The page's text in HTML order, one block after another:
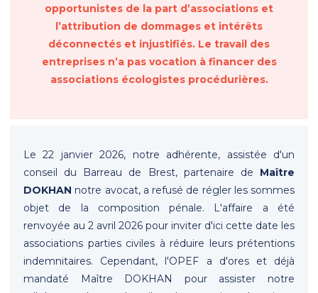
opportunistes de la part d’associations et
l’attribution de dommages et intérêts
déconnectés et injustifiés. Le travail des
entreprises n’a pas vocation à financer des
associations écologistes procédurières.
Le 22 janvier 2026, notre adhérente, assistée d'un
conseil du Barreau de Brest, partenaire de Maître
DOKHAN notre avocat, a refusé de régler les sommes
objet de la composition pénale. L'affaire a été
renvoyée au 2 avril 2026 pour inviter d'ici cette date les
associations parties civiles à réduire leurs prétentions
indemnitaires. Cependant, l'OPEF a d'ores et déjà
mandaté Maître DOKHAN pour assister notre